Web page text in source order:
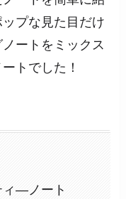
プな見た目だけ
ートをミックス
トでした！
ィ―ノート